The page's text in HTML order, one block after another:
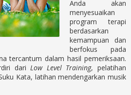
Anda akan
menyesuaikan
program terapi
berdasarkan
kemampuan dan
berfokus pada
tercantum dalam hasil pemeriksaan.
dariLow Level Training, pelatihan
Kata, latihan mendengarkan musik